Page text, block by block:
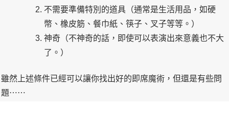
不需要準備特別的道具（通常是生活用品，如硬
幣、橡皮筋、餐巾紙、筷子、叉子等等。）
神奇（不神奇的話，即使可以表演出來意義也不大
了。）
雖然上述條件已經可以讓你找出好的即席魔術，但還是有些問
題⋯⋯